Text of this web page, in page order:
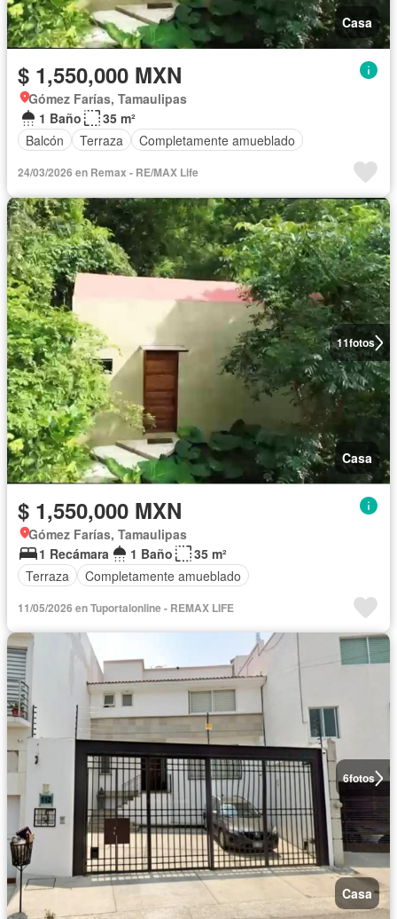
Casa
$ 1,550,000 MXN
Gómez Farías, Tamaulipas
1 Baño
35 m²
Balcón
Terraza Completamente amueblado
24/03/2026 en Remax - RE/MAX Life
11fotos
Casa
$ 1,550,000 MXN
Gómez Farías, Tamaulipas
1 Recámara
1 Baño
35 m²
Terraza
Completamente amueblado
11/05/2026 en Tuportalonline - REMAX LIFE
6fotos
Casa